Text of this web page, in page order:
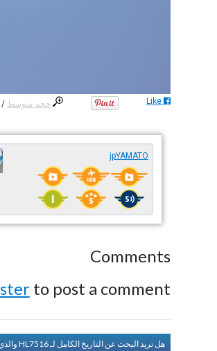
حجم متوسط / Like
jpYAMATO
Comments
to post a comment.
هل تريد البحث عن التاريخ الكامل لـ HL7516 والذي يعود إلى عام 1998؟